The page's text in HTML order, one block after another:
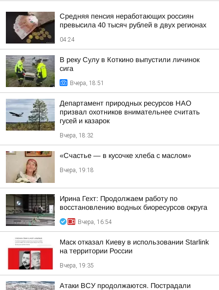
Средняя пенсия неработающих россиян
превысила 40 тысяч рублей в двух регионах
04:24
В реку Сулу в Коткино выпустили личинок
сига
Вчера, 18:51
Департамент природных ресурсов НАО
призвал охотников внимательнее считать
гусей и казарок
Вчера, 18:32
«Счастье — в кусочке хлеба с маслом»
Вчера, 19:18
Ирина Гехт: Продолжаем работу по
восстановлению водных биоресурсов округа
Вчера, 16:54
Маск отказал Киеву в использовании Starlink
на территории России
Вчера, 19:35
Атаки ВСУ продолжаются. Пострадали